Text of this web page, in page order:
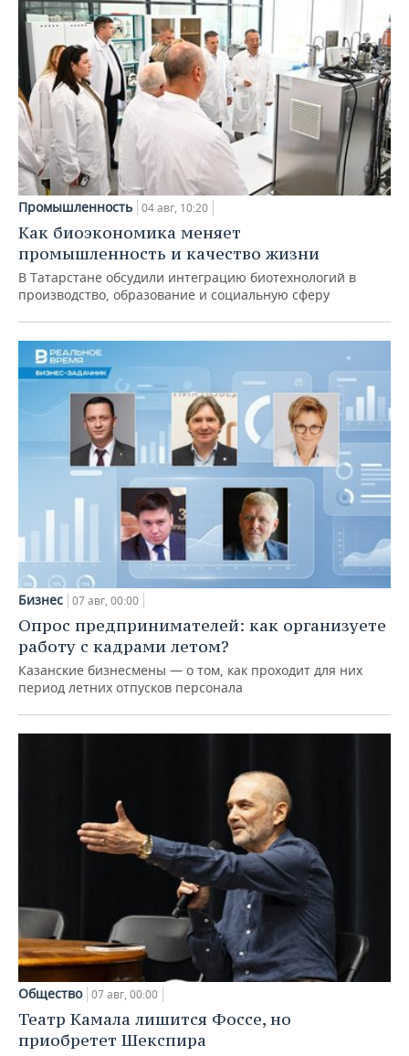
Промышленность 04 авг, 10:20
Как биоэкономика меняет
промышленность и качество жизни
В Татарстане обсудили интеграцию биотехнологий в
производство, образование и социальную сферу
Бизнес 07 авг, 00:00
Опрос предпринимателей: как организуете
работу с кадрами летом?
Казанские бизнесмены — о том, как проходит для них
период летних отпусков персонала
Общество 07 авг, 00:00
Театр Камала лишится Фоссе, но
приобретет Шекспира